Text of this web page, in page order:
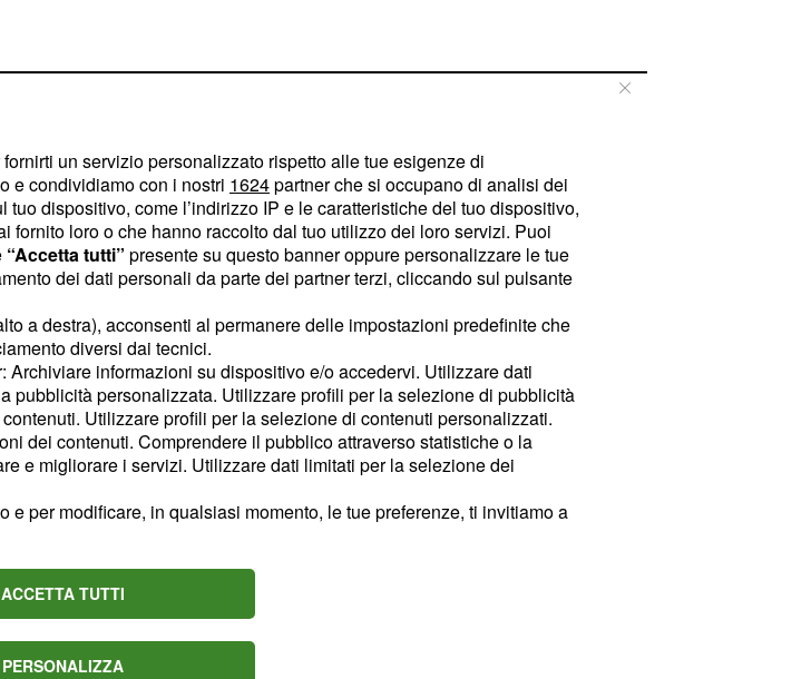
un servizio personalizzato rispetto alle tue esigenze di
e condividiamo con i nostri 1624partner che si occupano di analisi dei
dispositivo, come l’indirizzo IP e le caratteristiche del tuo dispositivo,
loro o che hanno raccolto dal tuo utilizzo dei loro servizi. Puoi
“Accetta tutti” presente su questo banner oppure personalizzare le tue
dei dati personali da parte dei partner terzi, cliccando sul pulsante
a destra), acconsenti al permanere delle impostazioni predefinite che
diversi dai tecnici.
informazioni su dispositivo e/o accedervi. Utilizzare dati
pubblicità personalizzata. Utilizzare profili per la selezione di pubblicità
Utilizzare profili per la selezione di contenuti personalizzati.
dei contenuti. Comprendere il pubblico attraverso statistiche o la
e migliorare i servizi. Utilizzare dati limitati per la selezione dei
per modificare, in qualsiasi momento, le tue preferenze, ti invitiamo a
ACCETTA TUTTI
PERSONALIZZA